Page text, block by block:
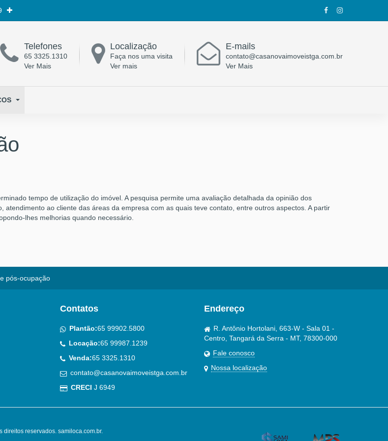
Telefones
65 3325.1310
Ver Mais
Localização
Faça nos uma visita
Ver mais
E-mails
contato@casanovaimoveistga.com.br
Ver Mais
tempo de utilização do imóvel. A pesquisa permite uma avaliação detalhada da opinião dos
ao cliente das áreas da empresa com as quais teve contato, entre outros aspectos. A partir
lhes melhorias quando necessário.
pós-ocupação
Contatos
Plantão:65 99902.5800
Locação:65 99987.1239
Venda:65 3325.1310
contato@casanovaimoveistga.com.br
CRECI J 6949
Endereço
R. Antônio Hortolani, 663-W - Sala 01 -
Centro, Tangará da Serra - MT, 78300-000
Fale conosco
Nossa localização
direitos reservados. samiloca.com.br.